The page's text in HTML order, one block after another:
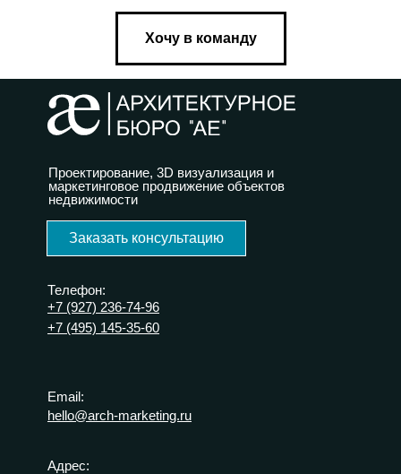
Хочу в команду
Адрес:
Email:
hello@arch-marketing.ru
Телефон:
+7 (927) 236-74-96
+7 (495) 145-35-60
Проектирование, 3D визуализация и
маркетинговое продвижение объектов
недвижимости
Заказать консультацию